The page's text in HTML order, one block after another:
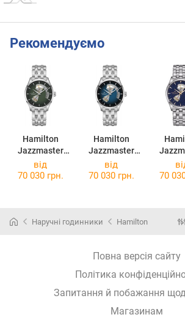
Рекомендуємо
Hamilton
Jazzmaster
Open Heart
H32675160
Hamilton
Jazzmaster
Open Heart
H32675140
Open
від
70 030 грн.
від
70 030 грн.
70
Наручні годинники Hamilton
Повна версія сайту
Політика
Запитання й побажання
Магазинам